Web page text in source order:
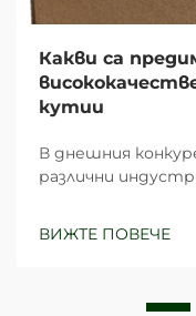
Какви са
кутии
В днешния
различни
като в същото
ВИЖТЕ ПОВЕЧЕ